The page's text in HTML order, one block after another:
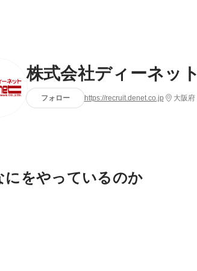
株式会社ディーネット
フォロー https://recruit.denet.co.jp 大阪府
にをやっているのか